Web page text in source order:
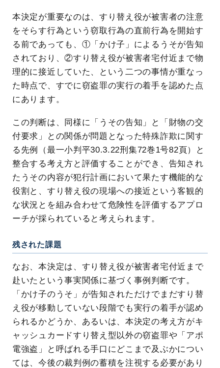
本決定が重要なのは、すり替え役が被害者の注意
をそらす行為という窃取行為の直前行為を開始す
る前であっても、①「かけ子」によるうそが告知
されており、②すり替え役が被害者宅付近まで物
理的に接近していた、という二つの事情が重なっ
た時点で、すでに窃盗罪の実行の着手を認めた点
にあります。
この判断は、同様に「うその告知」と「財物の交
付要求」との関係が問題となった特殊詐欺に関す
る先例（最一小判平30.3.22刑集72巻1号82頁）と
整合する考え方と評価することができ、告知され
たうその内容が犯行計画において果たす機能的な
役割と、すり替え役の現場への接近という客観的
な状況とを組み合わせて危険性を評価するアプロ
ーチが採られていると考えられます。
残された課題
なお、本決定は、すり替え役が被害者宅付近まで
赴いたという事実関係に基づく事例判断です。
「かけ子のうそ」が告知されただけでまだすり替
え役が移動していない段階でも実行の着手が認め
られるかどうか、あるいは、本決定の考え方がキ
ャッシュカードすり替え型以外の窃盗罪や「アポ
電強盗」と呼ばれる手口にどこまで及ぶかについ
ては、今後の裁判例の蓄積を注視する必要があり